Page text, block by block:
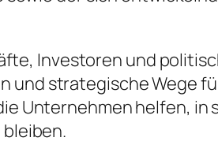
Investoren und
und strategische Wege
Unternehmen helfen, in